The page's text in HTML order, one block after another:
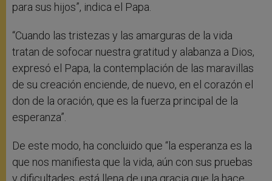
para sus hijos”, indica el Papa.
“Cuando las tristezas y las amarguras de la vida
tratan de sofocar nuestra gratitud y alabanza a Dios,
expresó el Papa, la contemplación de las maravillas
de su creación enciende, de nuevo, en el corazón el
don de la oración, que es la fuerza principal de la
esperanza”.
De este modo, ha concluido que “la esperanza es la
que nos manifiesta que la vida, aún con sus pruebas
y dificultades, está llena de una gracia que la hace